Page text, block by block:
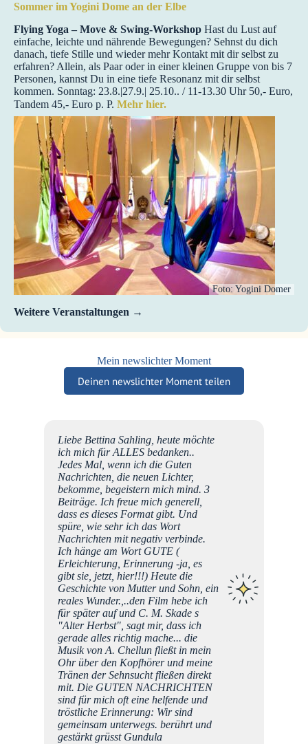
Sommer im Yogini Dome an der Elbe
Flying Yoga – Move & Swing-Workshop Hast du Lust auf
einfache, leichte und nährende Bewegungen? Sehnst du dich
danach, tiefe Stille und wieder mehr Kontakt mit dir selbst zu
erfahren? Allein, als Paar oder in einer kleinen Gruppe von bis 7
Personen, kannst Du in eine tiefe Resonanz mit dir selbst
kommen. Sonntag: 23.8.|27.9.| 25.10.. / 11-13.30 Uhr 50,- Euro,
Tandem 45,- Euro p. P. Mehr hier.
Foto: Yogini Domer
Weitere Veranstaltungen
Mein newslichter Moment
Deinen newslichter Moment teilen
Liebe Bettina Sahling, heute möchte
ich mich für ALLES bedanken..
Jedes Mal, wenn ich die Guten
Nachrichten, die neuen Lichter,
bekomme, begeistern mich mind. 3
Beiträge. Ich freue mich generell,
dass es dieses Format gibt. Und
spüre, wie sehr ich das Wort
Nachrichten mit negativ verbinde.
Ich hänge am Wort GUTE (
Erleichterung, Erinnerung -ja, es
gibt sie, jetzt, hier!!!) Heute die
Geschichte von Mutter und Sohn, ein
reales Wunder.,..den Film hebe ich
für später auf und C. M. Skade s
"Alter Herbst", sagt mir, dass ich
gerade alles richtig mache... die
Musik von A. Chellun fließt in mein
Ohr über den Kopfhörer und meine
Tränen der Sehnsucht fließen direkt
mit. Die GUTEN NACHRICHTEN
sind für mich oft eine helfende und
tröstliche Erinnerung: Wir sind
gemeinsam unterwegs. berührt und
gestärkt grüsst Gundula